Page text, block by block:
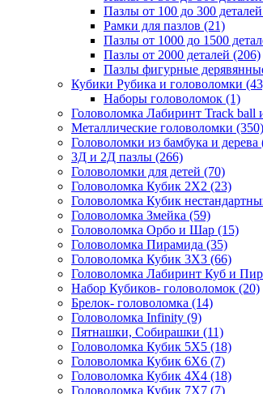
Пазлы от 100 до 300 деталей
Рамки для пазлов (21)
Пазлы от 1000 до 1500
Пазлы от 2000 деталей (206)
Пазлы фигурные
Кубики Рубика и головоломки
Наборы головоломок (1)
Головоломка Лабиринт Track ball
Металлические головоломки (350)
Головоломки из бамбука и дерева
3Д и 2Д пазлы (266)
Головоломки для детей (70)
Головоломка Кубик 2Х2 (23)
Головоломка Кубик
Головоломка Змейка (59)
Головоломка Орбо и Шар (15)
Головоломка Пирамида (35)
Головоломка Кубик 3Х3 (66)
Головоломка Лабиринт Куб и
Набор Кубиков- головоломок (20)
Брелок- головоломка (14)
Головоломка Infinity (9)
Пятнашки, Собирашки (11)
Головоломка Кубик 5Х5 (18)
Головоломка Кубик 6Х6 (7)
Головоломка Кубик 4Х4 (18)
Головоломка Кубик 7Х7 (7)